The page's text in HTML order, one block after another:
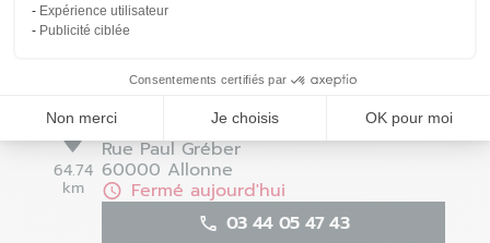
Expérience utilisateur
Publicité ciblée
Consentements certifiés par
Non merci Je choisis OK pour moi
8
64.74
km
Beauvais - Allonne - Fermé
Rue Paul Gréber
60000 Allonne
Fermé aujourd'hui
03 44 05 47 43